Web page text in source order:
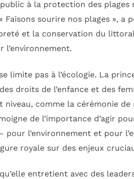
à la protection des plages
sourire nos plages », a
et la conservation du
l’environnement.
limite pas à l’écologie. La
droits de l’enfance et des
niveau, comme la cérémonie de
de l’importance d’agir
pour l’environnement et pour
royale sur des enjeux
entretient avec des